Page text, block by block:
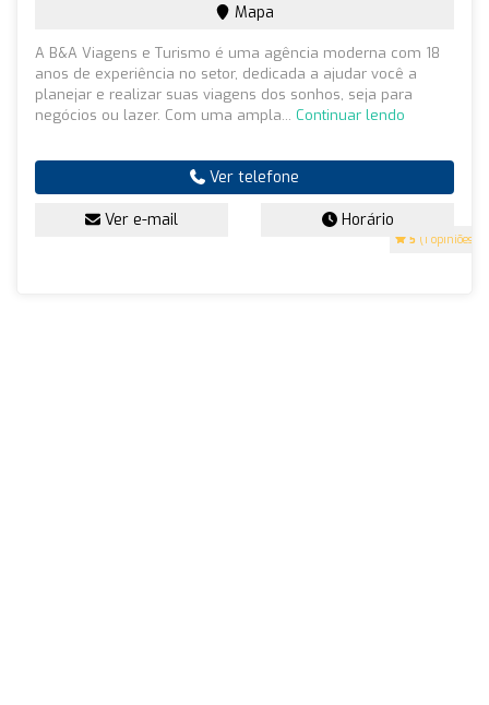
5 (1 opiniões)
Mapa
A B&A Viagens e Turismo é uma agência moderna com 18
anos de experiência no setor, dedicada a ajudar você a
planejar e realizar suas viagens dos sonhos, seja para
negócios ou lazer. Com uma ampla... Continuar lendo
Ver telefone
Ver e-mail Horário